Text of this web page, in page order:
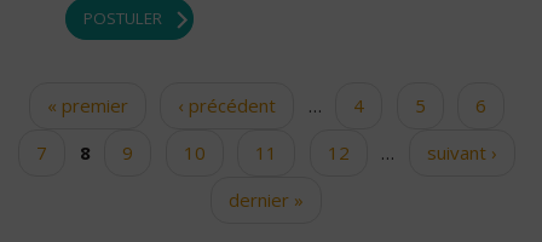
POSTULER
Pages« premier ‹ précédent … 4 5
6
7
8 9 10 11 12 …
suivant ›
dernier »